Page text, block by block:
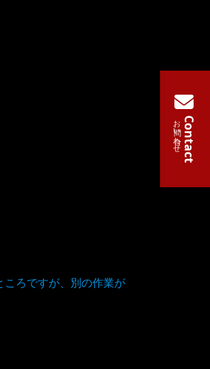
Contact
お問い合わせ
ろですが、別の作業が